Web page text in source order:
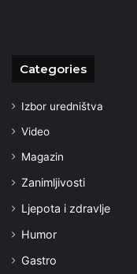
Categories
Izbor uredništva
Video
Magazin
Zanimljivosti
Ljepota i zdravlje
Humor
Gastro